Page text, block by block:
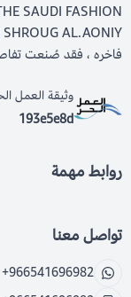
SAUDI FASHION
فاخره ، فقد صُنعت
وثيقة العمل
193e5e8d
روابط مهمة
تواصل معنا
+966541696982